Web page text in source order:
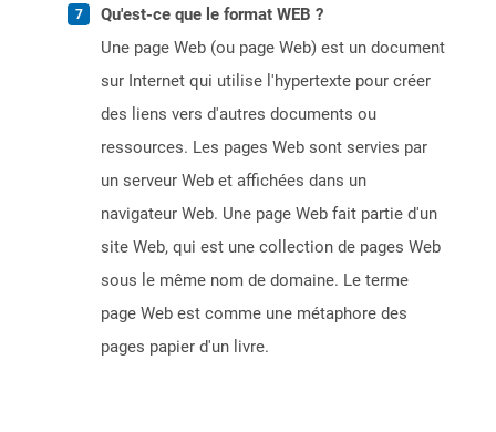
Qu'est-ce que le format WEB ?
Une page Web (ou page Web) est un document
sur Internet qui utilise l'hypertexte pour créer
des liens vers d'autres documents ou
ressources. Les pages Web sont servies par
un serveur Web et affichées dans un
navigateur Web. Une page Web fait partie d'un
site Web, qui est une collection de pages Web
sous le même nom de domaine. Le terme
page Web est comme une métaphore des
pages papier d'un livre.